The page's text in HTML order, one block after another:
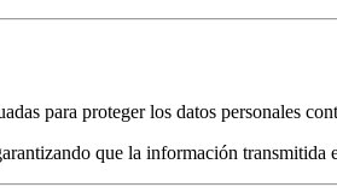
para proteger los datos personales
que la información transmitida